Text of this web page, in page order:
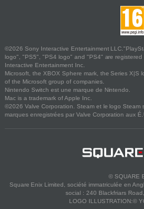
©2026 Sony Interactive Entertainment
logo", "PS5", "PS4 logo" and "PS4" are registered
Interactive Entertainment Inc.
Microsoft, the XBOX Sphere mark, the Series X|S
of the Microsoft group of companies.
Nintendo Switch est une marque de Nintendo.
Mac is a trademark of Apple Inc.
©2026 Valve Corporation. Steam et le logo
marques enregistrées par Valve Corporation aux
© SQUARE
Square Enix Limited, société immatriculée en
social : 240 Blackfriars
LOGO ILLUSTRATION:©